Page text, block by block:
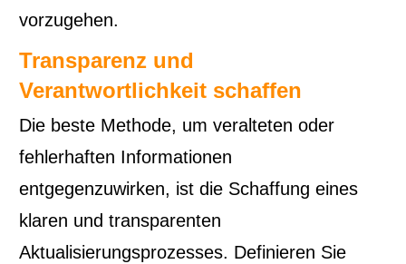
vorzugehen.
Transparenz und
Verantwortlichkeit schaffen
Die beste Methode, um veralteten oder
fehlerhaften Informationen
entgegenzuwirken, ist die Schaffung eines
klaren und transparenten
Aktualisierungsprozesses. Definieren Sie